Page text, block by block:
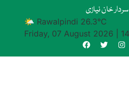
خان نیازی
🌤 Rawalpindi 26.3°C
Friday, 07 August 2026